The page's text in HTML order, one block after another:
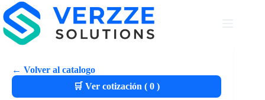
← Volver al catalogo
🛒 Ver cotización ( 0)